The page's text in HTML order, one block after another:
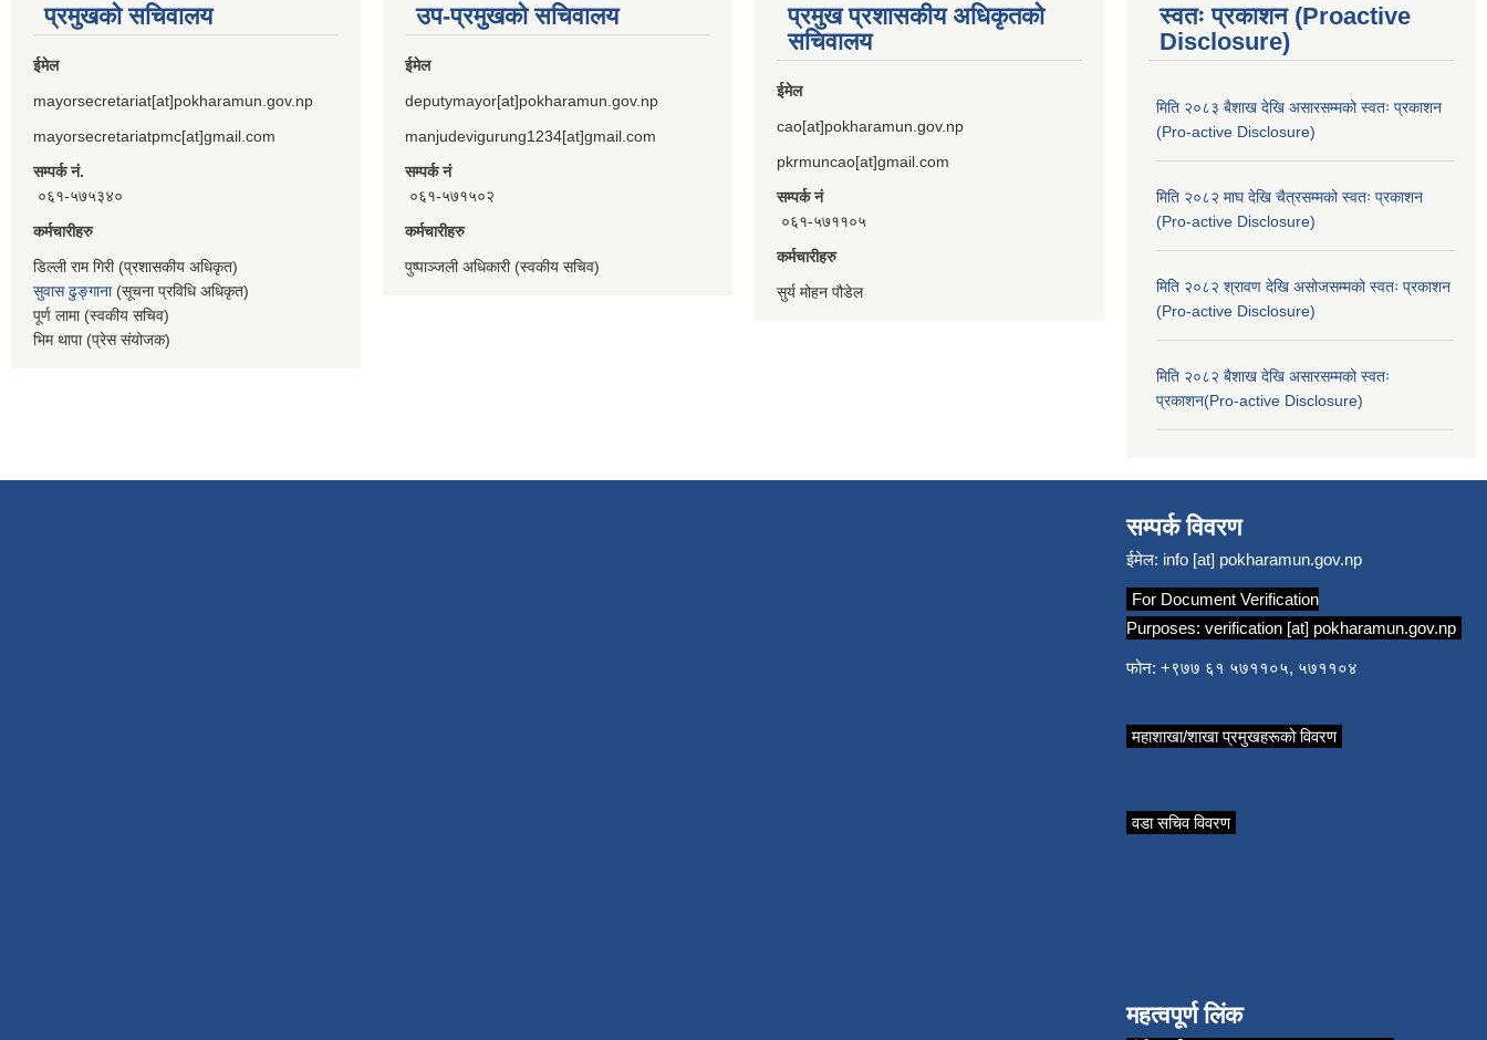
प्रमुखको सचिवालय
ईमेल
mayorsecretariat[at]pokharamun.gov.np
mayorsecretariatpmc[at]gmail.com
सम्पर्क नं.
०६१-५७५३४०
कर्मचारीहरु
डिल्ली राम गिरी (प्रशासकीय अधिकृत)
सुवास ढुङ्गाना(सूचना प्रविधि अधिकृत)
पूर्ण लामा (स्वकीय सचिव)
भिम थापा (प्रेस संयोजक)
उप-प्रमुखको सचिवालय
ईमेल
deputymayor[at]pokharamun.gov.np
manjudevigurung1234[at]gmail.com
सम्पर्क नं
०६१-५७१५०२
कर्मचारीहरु
पुष्पाञ्जली अधिकारी (स्वकीय सचिव)
प्रमुख प्रशासकीय अधिकृतको
सचिवालय
ईमेल
cao[at]pokharamun.gov.np
pkrmuncao[at]gmail.com
सम्पर्क नं
०६१-५७११०५
कर्मचारीहरु
सुर्य मोहन पौडेल
स्वतः प्रकाशन (Proactive
Disclosure)
मिति २०८३ बैशाख देखि असारसम्मको स्वतः प्रकाशन
(Pro-active Disclosure)
मिति २०८२ माघ देखि चैत्रसम्मको स्वतः प्रकाशन
(Pro-active Disclosure)
मिति २०८२ श्रावण देखि असोजसम्मको स्वतः प्रकाशन
(Pro-active Disclosure)
मिति २०८२ बैशाख देखि असारसम्मको स्वतः
प्रकाशन(Pro-active Disclosure)
सम्पर्क विवरण
ईमेल: info [at] pokharamun.gov.np
For Document Verification
Purposes: verification [at] pokharamun.gov.np
फोन: +९७७ ६१ ५७११०५, ५७११०४
महाशाखा/शाखा प्रमुखहरूको विवरण
वडा सचिव विवरण
महत्वपूर्ण लिंक